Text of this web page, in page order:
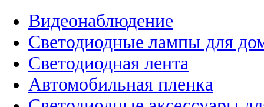
Видеонаблюдение
Светодиодные лампы для
Светодиодная лента
Автомобильная пленка